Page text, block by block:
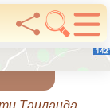
Таиланда